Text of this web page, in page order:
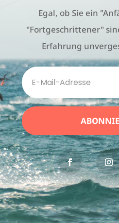
Egal, ob Sie ein
"Fortgeschrittener"
Erfahrung